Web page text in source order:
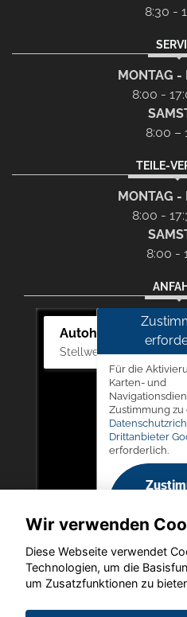
8:30 -
MONTAG -
8:00 -
8:00 –
TEILE-
MONTAG -
8:00 -
8:00 -
Autohaus Picker
Stellwerk 5, 57368
Für die
Karten- und
Zustimmung zu
Drittanbieter
erforderlich.
Wir verwenden
Diese Webseite verwendet
Technologien, um die
um Zusatzfunktionen zu